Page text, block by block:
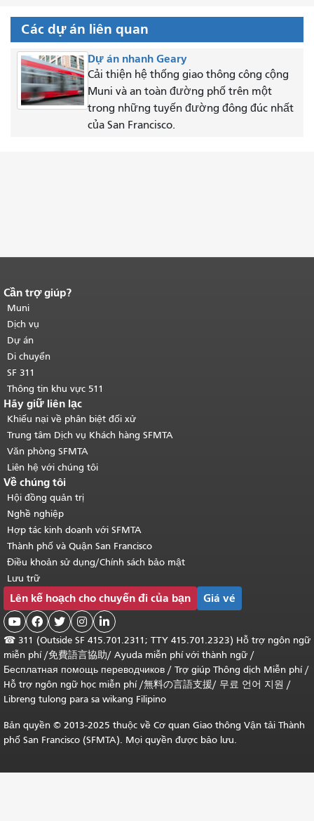
Các dự án liên quan
Dự án nhanh Geary
Cải thiện hệ thống giao thông công cộng
Muni và an toàn đường phố trên một
trong những tuyến đường đông đúc nhất
của San Francisco.
Kết thúc nội dung trang.
của trang này được lặp lại trên mọi
trang.Quay lại đầu trang nội dung
chính.
Cần trợ giúp?
Muni
Dịch vụ
Dự án
Di chuyển
SF 311
Thông tin khu vực 511
Hãy giữ liên lạc
Khiếu nại về phân biệt đối xử
Trung tâm Dịch vụ Khách hàng SFMTA
Văn phòng SFMTA
Liên hệ với chúng tôi
Về chúng tôi
Hội đồng quản trị
Nghề nghiệp
Hợp tác kinh doanh với SFMTA
Thành phố và Quận San Francisco
Điều khoản sử dụng/Chính sách bảo mật
Lưu trữ
Lên kế hoạch cho chuyến đi của bạn Giá vé
    
☎ 311 (Outside SF 415.701.2311; TTY 415.701.2323) Hỗ trợ ngôn ngữ
miễn phí /免費語言協助/ Ayuda miễn phí với thành ngữ /
Бесплатная помощь переводчиков / Trợ giúp Thông dịch Miễn phí/
Hỗ trợ ngôn ngữ học miễn phí/無料の言語支援/ 무료 언어 지원 /
Libreng tulong para sa wikang Filipino
Bản quyền © 2013-2025 thuộc về Cơ quan Giao thông Vận tải Thành
phố San Francisco (SFMTA). Mọi quyền được bảo lưu.